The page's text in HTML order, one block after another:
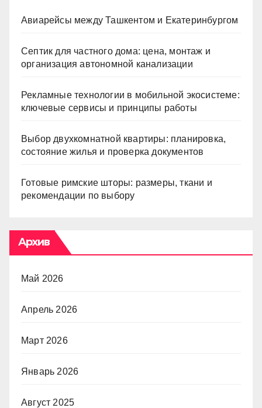
Авиарейсы между Ташкентом и Екатеринбургом
Септик для частного дома: цена, монтаж и
организация автономной канализации
Рекламные технологии в мобильной экосистеме:
ключевые сервисы и принципы работы
Выбор двухкомнатной квартиры: планировка,
состояние жилья и проверка документов
Готовые римские шторы: размеры, ткани и
рекомендации по выбору
Архив
Май 2026
Апрель 2026
Март 2026
Январь 2026
Август 2025